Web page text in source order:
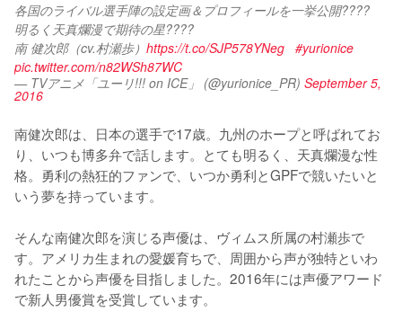
各国のライバル選手陣の設定画＆プロフィールを一挙公開????
明るく天真爛漫で期待の星????
南 健次郎（cv.村瀬歩） https://t.co/SJP578YNeg #yurionice
pic.twitter.com/n82WSh87WC
— TVアニメ「ユーリ!!! on ICE」 (@yurionice_PR) September 5,
2016
南健次郎は、日本の選手で17歳。九州のホープと呼ばれてお
り、いつも博多弁で話します。とても明るく、天真爛漫な性
格。勇利の熱狂的ファンで、いつか勇利とGPFで競いたいと
いう夢を持っています。
そんな南健次郎を演じる声優は、ヴィムス所属の村瀬歩で
す。アメリカ生まれの愛媛育ちで、周囲から声が独特といわ
れたことから声優を目指しました。2016年には声優アワード
で新人男優賞を受賞しています。